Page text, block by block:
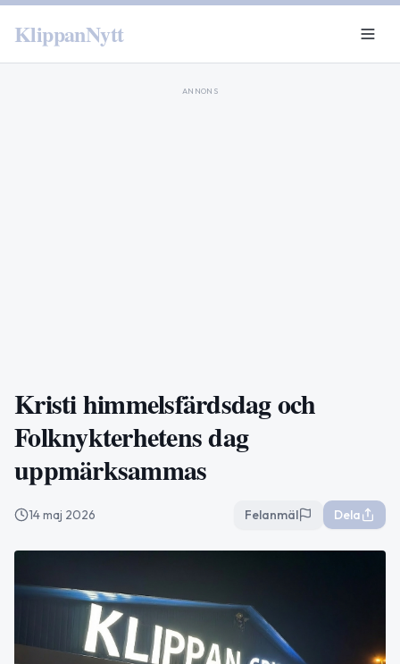
KlippanNytt
ANNONS
Kristi himmelsfärdsdag och
Folknykterhetens dag
uppmärksammas
14 maj 2026 Felanmäl Dela